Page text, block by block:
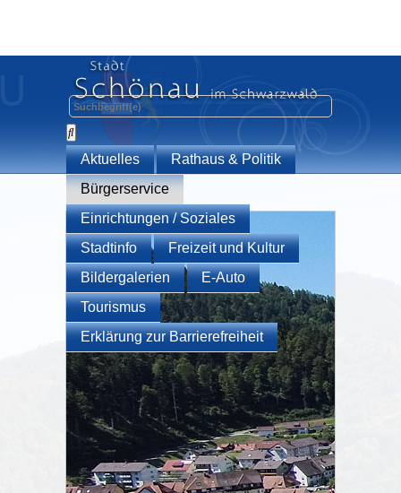
Aktuelles
Rathaus & Politik
Bürgerservice
Einrichtungen / Soziales
Stadtinfo
Freizeit und Kultur
Bildergalerien
E-Auto
Tourismus
Erklärung zur Barrierefreiheit